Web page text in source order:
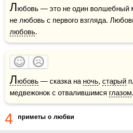
Любовь — это не один волшебный
любовь.
Любовь — сказка на ночь, старый
медвежонок с отвалившимся глазом.
4 приметы о любви